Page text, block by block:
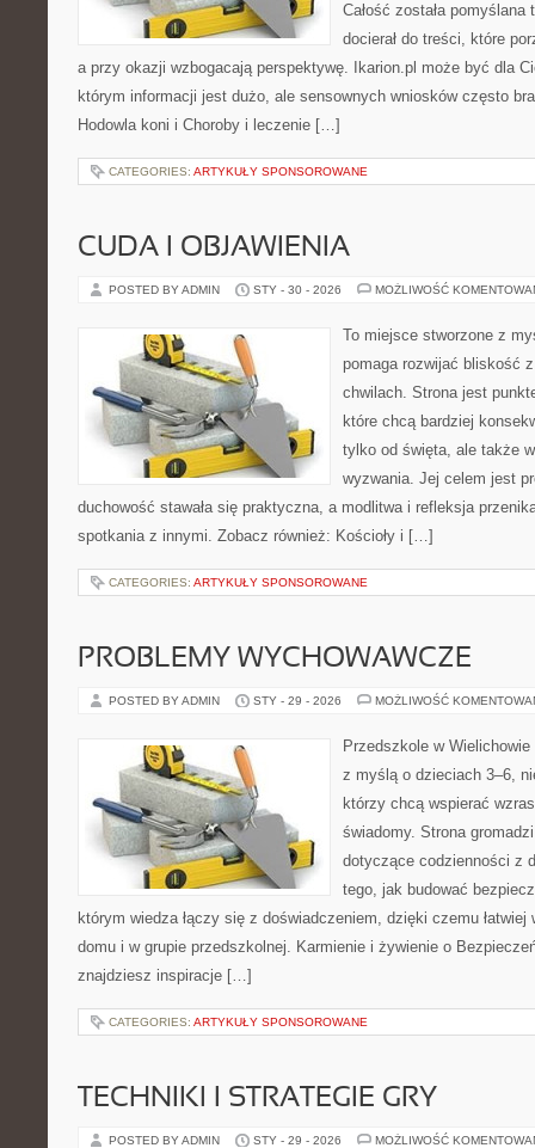
Całość została
docierał do treści, które
a przy okazji wzbogacają perspektywę. Ikarion.pl może być dla
którym informacji jest dużo, ale sensownych wniosków często
Hodowla koni i Choroby i leczenie […]
CATEGORIES: ARTYKUŁY SPONSOROWANE
CUDA I OBJAWIENIA
POSTED BY ADMIN STY - 30 - 2026 MOŻLIWOŚĆ
To miejsce stworzone z
pomaga rozwijać bliskość
chwilach. Strona jest
które chcą bardziej
tylko od święta, ale także
wyzwania. Jej celem jest
duchowość stawała się praktyczna, a modlitwa i refleksja
spotkania z innymi. Zobacz również: Kościoły i […]
CATEGORIES: ARTYKUŁY SPONSOROWANE
PROBLEMY WYCHOWAWCZE
POSTED BY ADMIN STY - 29 - 2026 MOŻLIWOŚĆ
Przedszkole w
z myślą o dzieciach 3–6,
którzy chcą wspierać
świadomy. Strona
dotyczące codzienności z
tego, jak budować
którym wiedza łączy się z doświadczeniem, dzięki czemu łatwiej
domu i w grupie przedszkolnej. Karmienie i żywienie o
znajdziesz inspiracje […]
CATEGORIES: ARTYKUŁY SPONSOROWANE
TECHNIKI I STRATEGIE GRY
POSTED BY ADMIN STY - 29 - 2026 MOŻLIWOŚĆ